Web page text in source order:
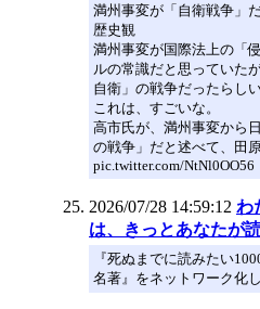
満州事変が「自衛戦争」
歴史観
満州事変が国際法上の「
ルの常識だと思っていた
自衛」の戦争だったらしい
これは、すごいな。
高市氏が、満州事変から
の戦争」だと述べて、田
pic.twitter.com/NtNl0OO56
2026/07/28 14:59:12 わ
は、きっとあなたが
『死ぬまでに読みたい
名著』をネットワーク化